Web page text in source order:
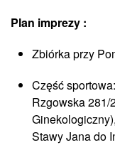
Plan imprezy :
Zbiórka przy
Część
Rzgowska 281/
Stawy Jana do